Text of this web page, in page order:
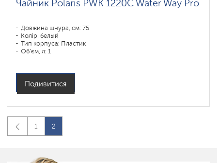
Чайник Polaris PWK 1220C Water Way Pro
Довжина шнура, см: 75
Колір: белый
Тип корпуса: Пластик
Об'єм, л: 1
Подивитися
1 2